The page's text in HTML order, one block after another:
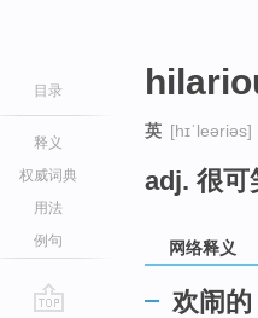
目录
释义
权威词典
用法
例句
英 [hɪˈleəriəs]
adj. 很可
网络释义
欢闹的